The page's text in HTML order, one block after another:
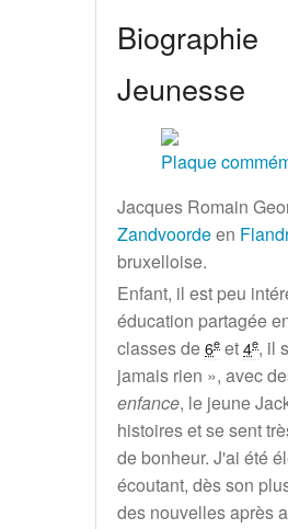
Biographie
Jeunesse
Plaque
Jacques Romain
Zandvoordeen
bruxelloise.
Enfant, il est peu
éducation partagée
classes de6e et4e, il
jamais rien », avec
enfance, le jeune
histoires et se sent
de bonheur. J'ai été
écoutant, dès son
des nouvelles après